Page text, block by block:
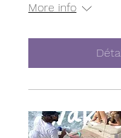
More info